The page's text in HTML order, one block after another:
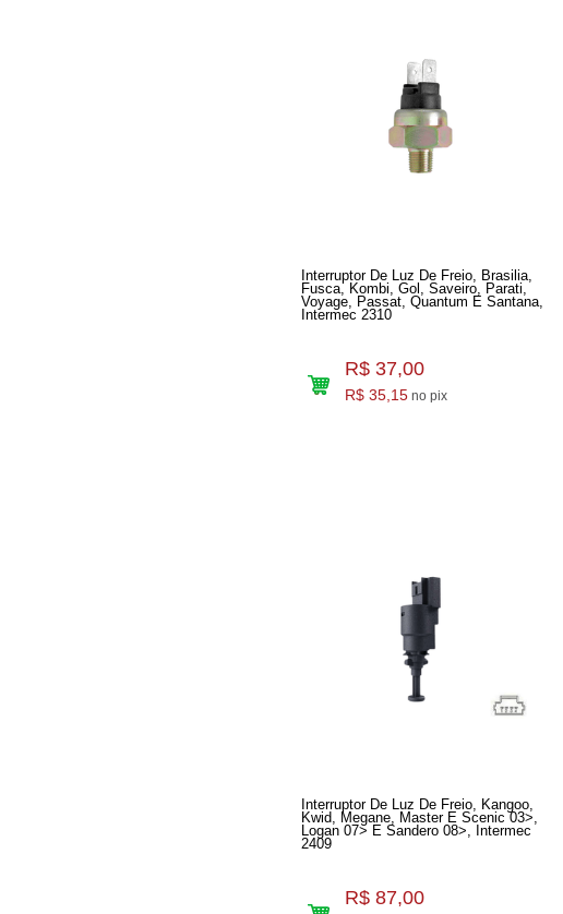
Interruptor De Luz De Freio, Brasilia,
Fusca, Kombi, Gol, Saveiro, Parati,
Voyage, Passat, Quantum E Santana,
Intermec 2310
R$ 37,00
R$ 35,15 no pix
Interruptor De Luz De Freio, Kangoo,
Kwid, Megane, Master E Scenic 03>,
Logan 07> E Sandero 08>, Intermec
2409
R$ 87,00